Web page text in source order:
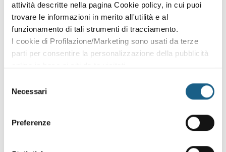
attività descritte nella pagina Cookie policy, in cui puoi
trovare le informazioni in merito all'utilità e al
funzionamento di tali strumenti di tracciamento.
I cookie di Profilazione/Marketing sono usati da terze
parti per consentire la personalizzazione della pubblicità
qualsiasi momento. Consulta anche la nostra Privacy
delNecessari
Preferenze
P. IVA
PASSWORD (minimo 8 caratteri)
Oppure prosegui l'iscrizione al corso come
Puoi proseguire l'iscrizione al corso senza fare login. Scegli